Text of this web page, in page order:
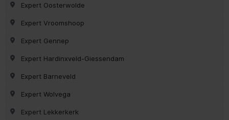
Expert Oosterwolde
Expert Vroomshoop
Expert Gennep
Expert Hardinxveld-Giessendam
Expert Barneveld
Expert Wolvega
Expert Lekkerkerk